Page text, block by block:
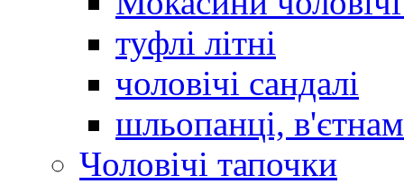
туфлі літні
чоловічі сандалі
шльопанці,
Чоловічі тапочки